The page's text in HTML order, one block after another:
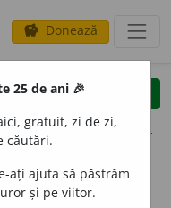
savings Donează
clear
opțiuni
25 de ani 🎉
gratuit, zi de zi,
căutări.
ați ajuta să păstrăm
și pe viitor.